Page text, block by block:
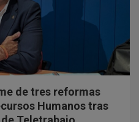
de tres reformas
Humanos tras